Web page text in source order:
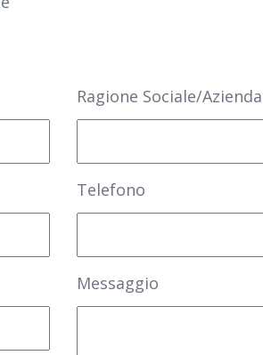
Ragione Sociale/Azienda
Telefono
Messaggio